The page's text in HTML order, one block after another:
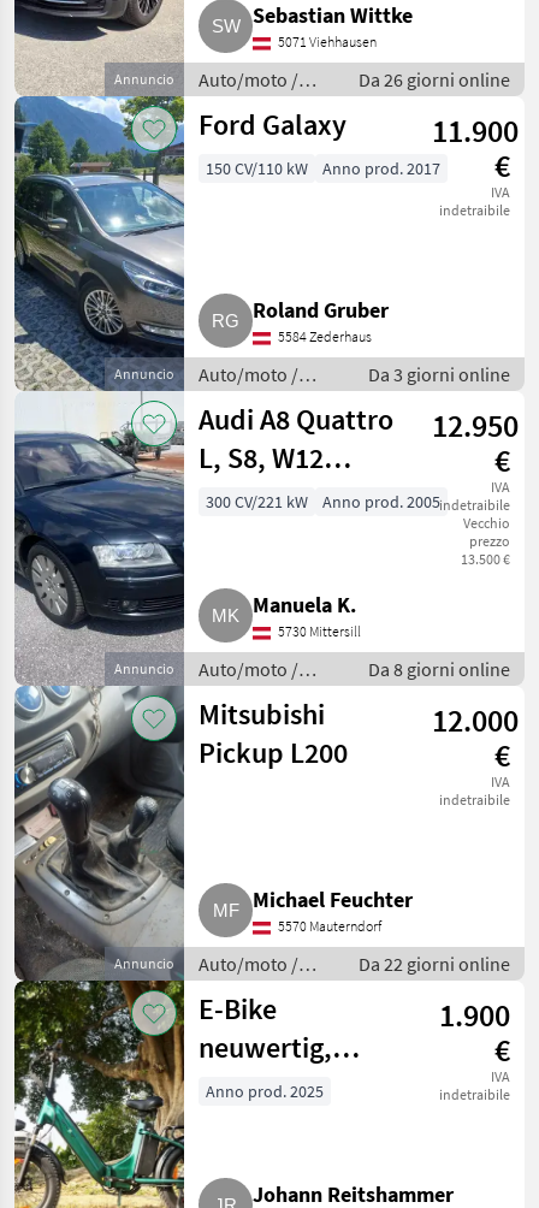
Annuncio
Sebastian Wittke
5071 Viehhausen
Auto/moto /
Berline
Da 26 giorni online
Annuncio
Ford Galaxy
11.900
€
IVA
indetraibile
150 CV/110 kW Anno prod. 2017
Roland Gruber
5584 Zederhaus
Auto/moto /
Berline
Da 3 giorni online
Annuncio
Audi A8 Quattro
L, S8, W12
Limousine W12
12.950
€
IVA
indetraibile
Vecchio
prezzo
13.500 €
300 CV/221 kW Anno prod. 2005
Manuela K.
5730 Mittersill
Auto/moto /
Berline
Da 8 giorni online
Annuncio
Mitsubishi
Pickup L200
12.000
€
IVA
indetraibile
Michael Feuchter
5570 Mauterndorf
Auto/moto /
Berline
Da 22 giorni online
E-Bike
neuwertig,
Tiefeneinstieg
1.900
€
IVA
indetraibile
Anno prod. 2025
Johann Reitshammer